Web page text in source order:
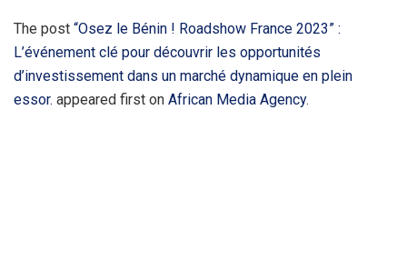
The post “Osez le Bénin ! Roadshow France 2023” :
L’événement clé pour découvrir les opportunités
d’investissement dans un marché dynamique en plein
essor. appeared first on African Media Agency.